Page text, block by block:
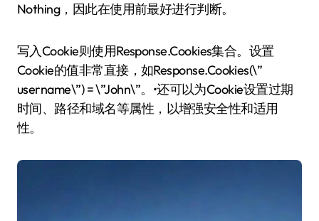
Nothing，因此在使用前最好进行判断。
写入Cookie则使用Response.Cookies集合。设置
Cookie的值非常直接，如Response.Cookies(\”
username\”) = \”John\”。•还可以为Cookie设置过期
时间、路径和域名等属性，以增强安全性和适用
性。